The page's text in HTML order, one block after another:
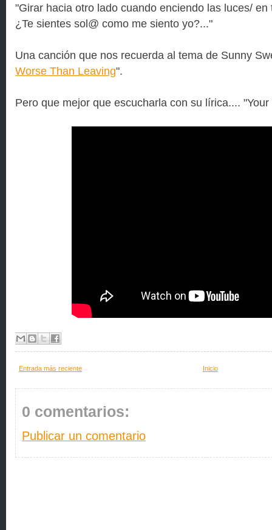
"Girar hacia otro lado cuando enciendo las luces/
¿Te sientes sol@ como me siento yo?..."
Una canción que nos recuerda al tema de Sunny
Worse Than Leaving".
Pero que mejor que escucharla con su lírica....
Entrada más reciente Inicio
0 comentarios:
Publicar un comentario